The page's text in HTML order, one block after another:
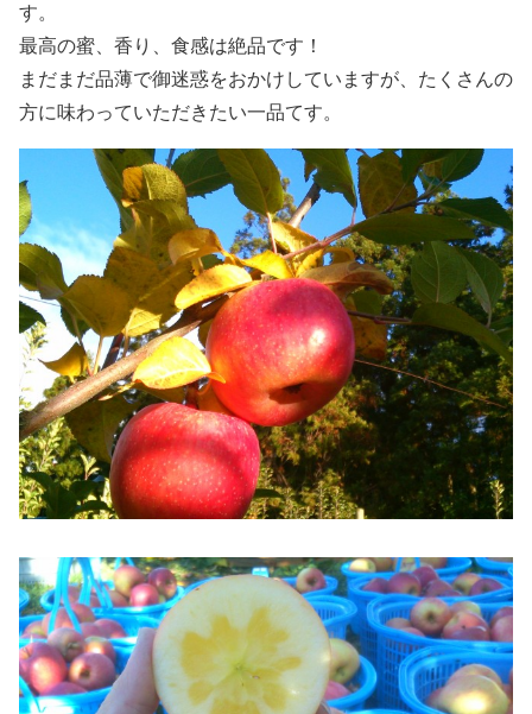
す。
最高の蜜、香り、食感は絶品です！
まだまだ品薄で御迷惑をおかけしていますが、たくさんの
方に味わっていただきたい一品てす。